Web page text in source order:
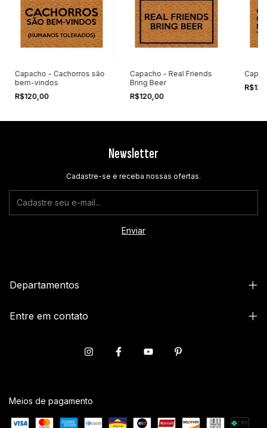
Capacho - Cachorros são
bem-vindos
R$120,00
Capacho - Real Friends
Bring Beer
R$120,00
Newsletter
Cadastre-se e receba nossas ofertas.
Departamentos
Entre em contato
Meios de pagamento